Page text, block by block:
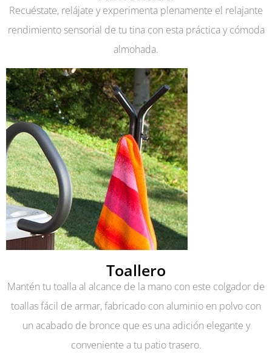
Recuéstate, relájate y experimenta plenamente el relajante
rendimiento sensorial de tu tina con esta práctica y cómoda
almohada.
Toallero
Mantén tu toalla al alcance de la mano con este colgador de
toallas fácil de armar, fabricado con aluminio en polvo con
un acabado de bronce que es una adición elegante y
conveniente a tu patio trasero.